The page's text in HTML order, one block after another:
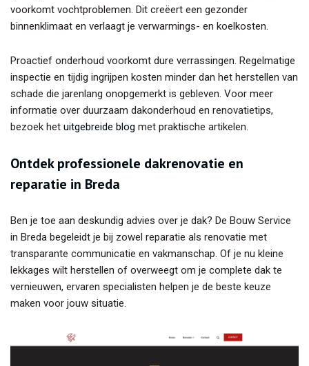
voorkomt vochtproblemen. Dit creëert een gezonder
binnenklimaat en verlaagt je verwarmings- en koelkosten.
Proactief onderhoud voorkomt dure verrassingen. Regelmatige
inspectie en tijdig ingrijpen kosten minder dan het herstellen van
schade die jarenlang onopgemerkt is gebleven. Voor meer
informatie over duurzaam dakonderhoud en renovatietips,
bezoek het uitgebreide blog met praktische artikelen.
Ontdek professionele dakrenovatie en
reparatie in Breda
Ben je toe aan deskundig advies over je dak? De Bouw Service
in Breda begeleidt je bij zowel reparatie als renovatie met
transparante communicatie en vakmanschap. Of je nu kleine
lekkages wilt herstellen of overweegt om je complete dak te
vernieuwen, ervaren specialisten helpen je de beste keuze
maken voor jouw situatie.